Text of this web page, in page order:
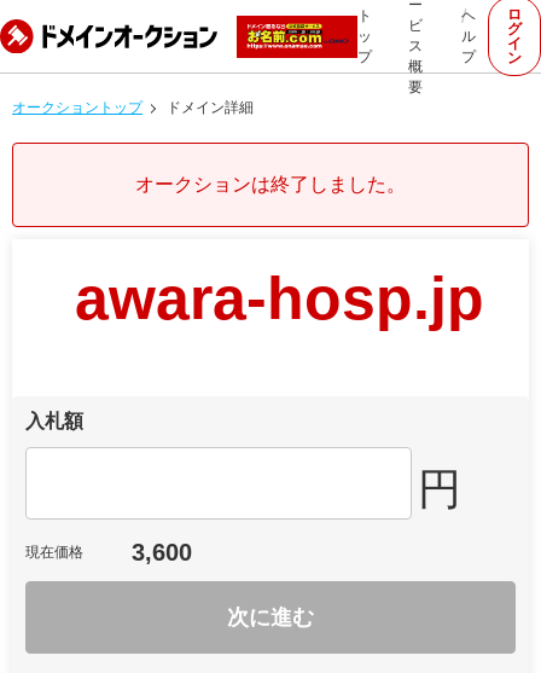
ト
ッ
プ
ー
ビ
ス
概
要
ヘ
ル
プ
ロ
グ
イ
ン
オークショントップ ドメイン詳細
オークションは終了しました。
awara-hosp.jp
入札額
円
現在価格 3,600
次に進む